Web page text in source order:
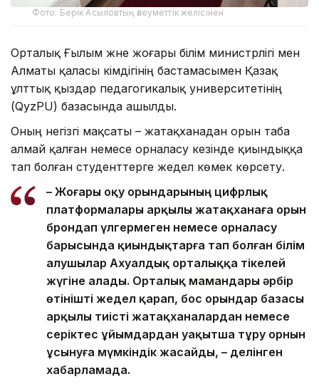
Фото: Берік Асыловтың әлеуметтік желісінен
Орталық Ғылым және жоғары білім министрлігі мен
Алматы қаласы әкімдігінің бастамасымен Қазақ
ұлттық қыздар педагогикалық университетінің
(QyzPU) базасында ашылды.
Оның негізгі мақсаты – жатақханадан орын таба
алмай қалған немесе орналасу кезінде қиындыққа
тап болған студенттерге жедел көмек көрсету.
– Жоғары оқу орындарының цифрлық
платформалары арқылы жатақханаға орын
брондап үлгермеген немесе орналасу
барысында қиындықтарға тап болған білім
алушылар Ахуалдық орталыққа тікелей
жүгіне алады. Орталық мамандары әрбір
өтінішті жедел қарап, бос орындар базасы
арқылы тиісті жатақханалардан немесе
серіктес ұйымдардан уақытша тұру орнын
ұсынуға мүмкіндік жасайды, – делінген
хабарламада.